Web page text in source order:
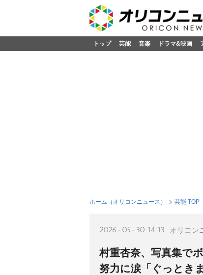
トップ 芸能 音楽 ドラマ&映画
ホーム（オリコンニュース） 芸能 TOP
2026-05-30 14:13 オリコン
村重杏奈、写真集で
努力に涙「ぐっとき